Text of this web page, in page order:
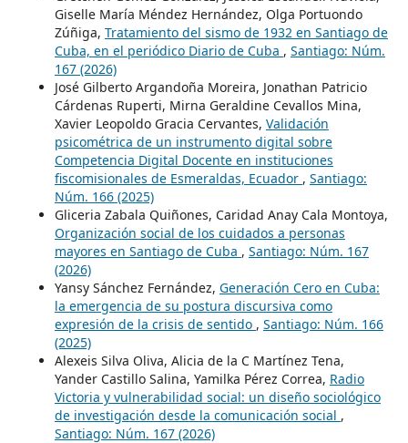
Giselle María Méndez Hernández, Olga Portuondo
Zúñiga, Tratamiento del sismo de 1932 en Santiago de
Cuba, en el periódico Diario de Cuba , Santiago: Núm.
167 (2026)
José Gilberto Argandoña Moreira, Jonathan Patricio
Cárdenas Ruperti, Mirna Geraldine Cevallos Mina,
Xavier Leopoldo Gracia Cervantes, Validación
psicométrica de un instrumento digital sobre
Competencia Digital Docente en instituciones
fiscomisionales de Esmeraldas, Ecuador , Santiago:
Núm. 166 (2025)
Gliceria Zabala Quiñones, Caridad Anay Cala Montoya,
Organización social de los cuidados a personas
mayores en Santiago de Cuba , Santiago: Núm. 167
(2026)
Yansy Sánchez Fernández, Generación Cero en Cuba:
la emergencia de su postura discursiva como
expresión de la crisis de sentido , Santiago: Núm. 166
(2025)
Alexeis Silva Oliva, Alicia de la C Martínez Tena,
Yander Castillo Salina, Yamilka Pérez Correa, Radio
Victoria y vulnerabilidad social: un diseño sociológico
de investigación desde la comunicación social ,
Santiago: Núm. 167 (2026)